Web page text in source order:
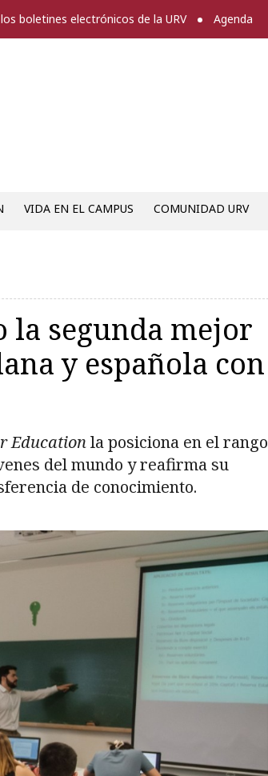
boletines electrónicos de la URV Agenda
VIDA EN EL CAMPUS COMUNIDAD URV
la segunda mejor
y española con
Educationla posiciona en el rango
del mundo y reafirma su
de conocimiento.